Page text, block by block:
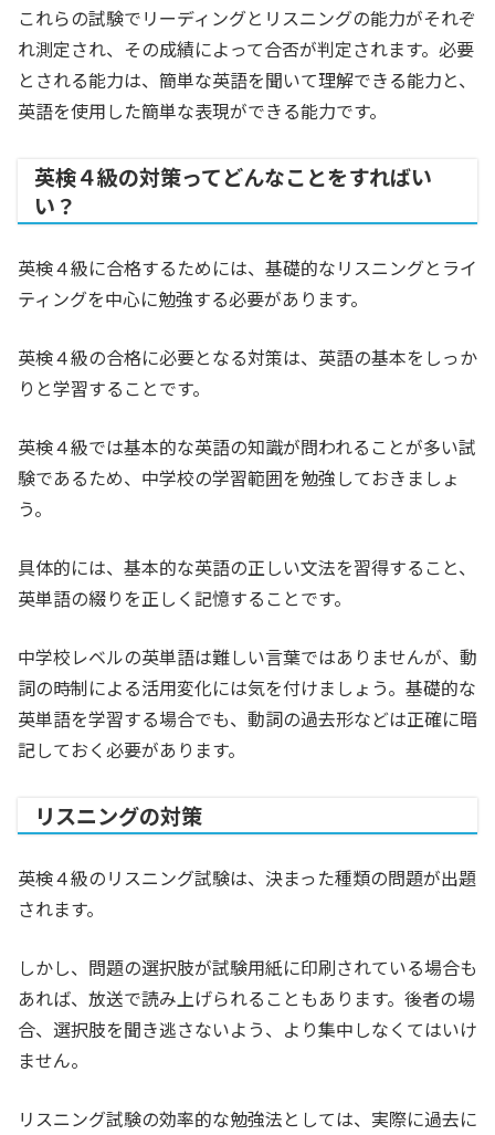
これらの試験でリーディングとリスニングの能力がそれぞ
れ測定され、その成績によって合否が判定されます。必要
とされる能力は、簡単な英語を聞いて理解できる能力と、
英語を使用した簡単な表現ができる能力です。
英検４級の対策ってどんなことをすればい
い？
英検４級に合格するためには、基礎的なリスニングとライ
ティングを中心に勉強する必要があります。
英検４級の合格に必要となる対策は、英語の基本をしっか
りと学習することです。
英検４級では基本的な英語の知識が問われることが多い試
験であるため、中学校の学習範囲を勉強しておきましょ
う。
具体的には、基本的な英語の正しい文法を習得すること、
英単語の綴りを正しく記憶することです。
中学校レベルの英単語は難しい言葉ではありませんが、動
詞の時制による活用変化には気を付けましょう。基礎的な
英単語を学習する場合でも、動詞の過去形などは正確に暗
記しておく必要があります。
リスニングの対策
英検４級のリスニング試験は、決まった種類の問題が出題
されます。
しかし、問題の選択肢が試験用紙に印刷されている場合も
あれば、放送で読み上げられることもあります。後者の場
合、選択肢を聞き逃さないよう、より集中しなくてはいけ
ません。
リスニング試験の効率的な勉強法としては、実際に過去に